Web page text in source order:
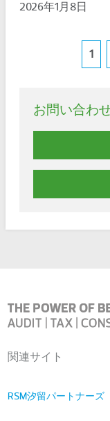
2026年1月8日
1
お問い合わ
関連サイト
RSM汐留パートナーズ